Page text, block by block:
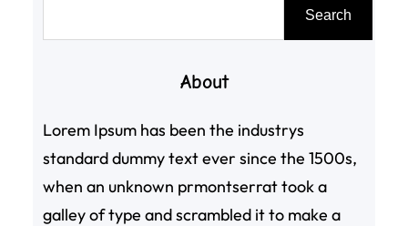
Search
About
Lorem Ipsum has been the industrys
standard dummy text ever since the 1500s,
when an unknown prmontserrat took a
galley of type and scrambled it to make a